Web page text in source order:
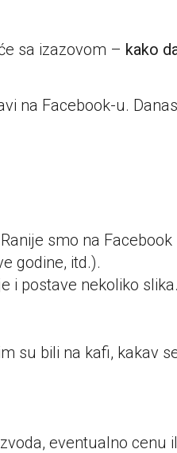
sa izazovom – kako
na Facebook-u.
smo na
godine, itd.).
i postave nekoliko
su bili na kafi, kakav
eventualno cenu